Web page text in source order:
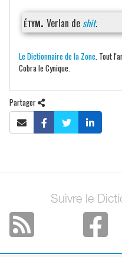
étym. Verlan de shit.
Le Dictionnaire de la Zone . Tout
Cobra le Cynique.
Partager
Suivre le